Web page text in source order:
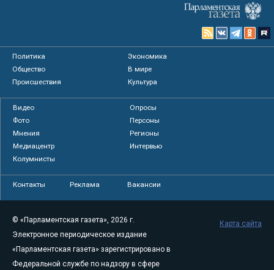
Политика
Экономика
Общество
В мире
Происшествия
Культура
Видео
Опросы
Фото
Персоны
Мнения
Регионы
Медиацентр
Интервью
Колумнисты
Контакты Реклама Вакансии
© «Парламентская газета», 2026 г.
Электронное периодическое издание
«Парламентская газета» зарегистрировано в
Федеральной службе по надзору в сфере
Карта сайта